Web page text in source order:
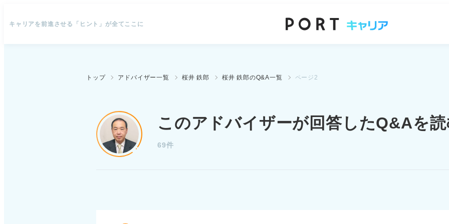
キャリアを前進させる「ヒント」が全てここに
トップ アドバイザー一覧 桜井 鉄郎 桜井 鉄郎のQ&A一覧 ページ2
このアドバイザーが回答したQ&Aを
69件